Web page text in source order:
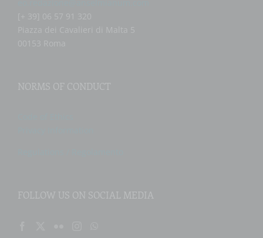
[+ 39] 06 57 91 320
Piazza dei Cavalieri di Malta 5
00153 Roma
NORMS OF CONDUCT
FOLLOW US ON SOCIAL MEDIA